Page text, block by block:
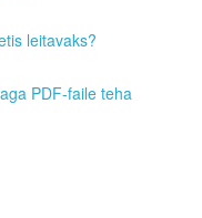
leitavaks?
PDF-faile teha